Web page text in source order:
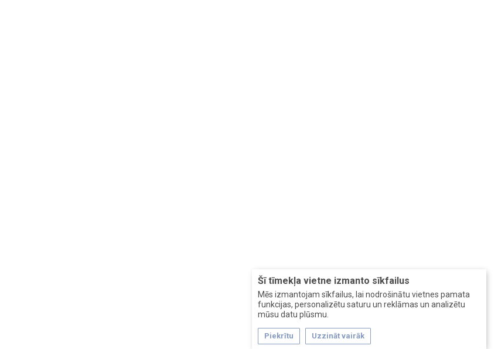
Šī tīmekļa vietne izmanto sīkfailus
Mēs izmantojam sīkfailus, lai nodrošinātu vietnes pamata
funkcijas, personalizētu saturu un reklāmas un analizētu
mūsu datu plūsmu.
Piekrītu Uzzināt vairāk